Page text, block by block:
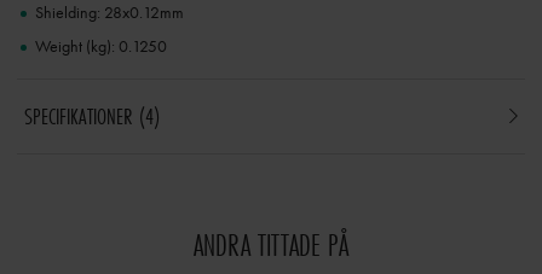
Shielding: 28x0.12mm
Weight (kg): 0.1250
SPECIFIKATIONER 4
ANDRA TITTADE PÅ